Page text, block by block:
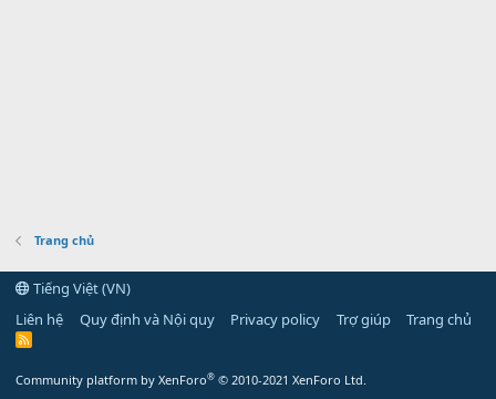
Trang chủ
Tiếng Việt (VN)
Liên hệ
Quy định và Nội quy Privacy policy Trợ giúp Trang chủ
R
Community platform by XenForo® © 2010-2021 XenForo Ltd.